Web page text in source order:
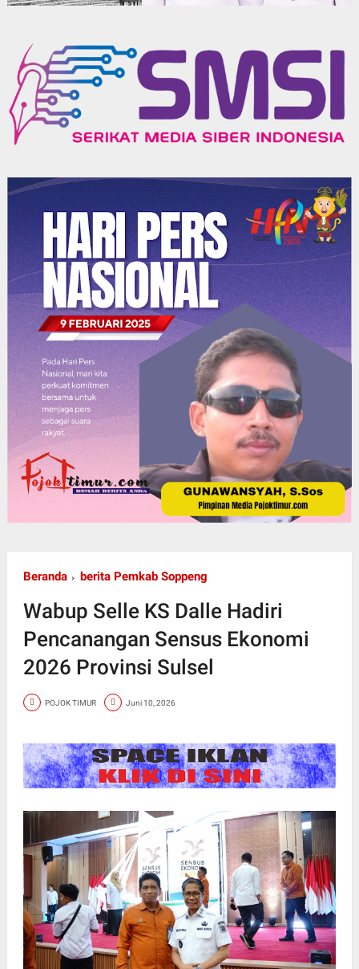
Beranda berita Pemkab Soppeng
Wabup Selle KS Dalle Hadiri
Pencanangan Sensus Ekonomi
2026 Provinsi Sulsel
POJOK TIMUR Juni 10, 2026